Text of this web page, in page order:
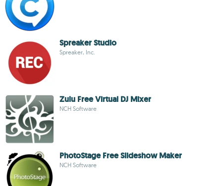
Spreaker Studio
Spreaker, Inc.
Zulu Free Virtual DJ Mixer
NCH Software
PhotoStage Free Slideshow Maker
NCH Software